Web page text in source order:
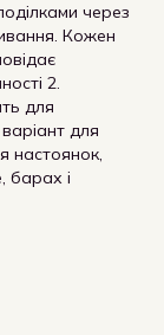
через
Кожен
2.
для
для
настоянок,
барах і